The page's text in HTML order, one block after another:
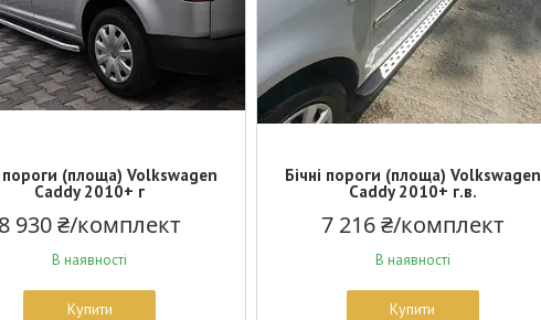
пороги (площа) Volkswagen
Caddy 2010+ г
930 ₴/комплект
В наявності
Купити
Бічні пороги (площа) Volkswagen
Caddy 2010+ г.в.
7 216 ₴/комплект
В наявності
Купити